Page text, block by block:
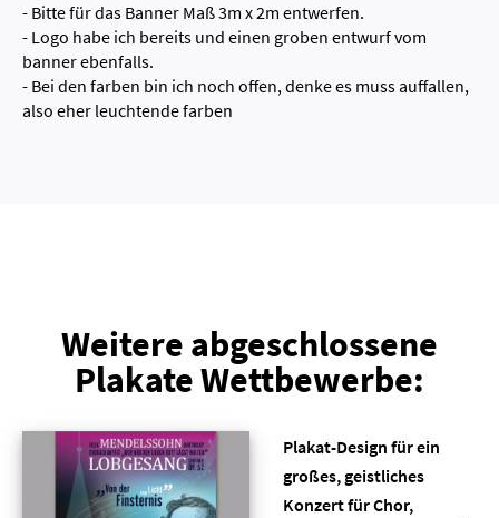
- Bitte für das Banner Maß 3m x 2m entwerfen.
- Logo habe ich bereits und einen groben entwurf vom
banner ebenfalls.
- Bei den farben bin ich noch offen, denke es muss auffallen,
also eher leuchtende farben
Weitere abgeschlossene
Plakate Wettbewerbe:
Plakat-Design für ein
großes, geistliches
Konzert für Chor,